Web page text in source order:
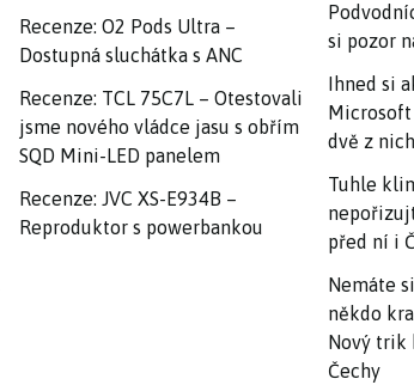
Recenze: O2 Pods Ultra –
Dostupná sluchátka s ANC
Recenze: TCL 75C7L – Otestovali
jsme nového vládce jasu s obřím
SQD Mini-LED panelem
Recenze: JVC XS-E934B –
Reproduktor s powerbankou
si pozor
Ihned si
Microsoft
dvě z
Tuhle
před ní i
Nemáte
někdo
Nový trik
Čechy